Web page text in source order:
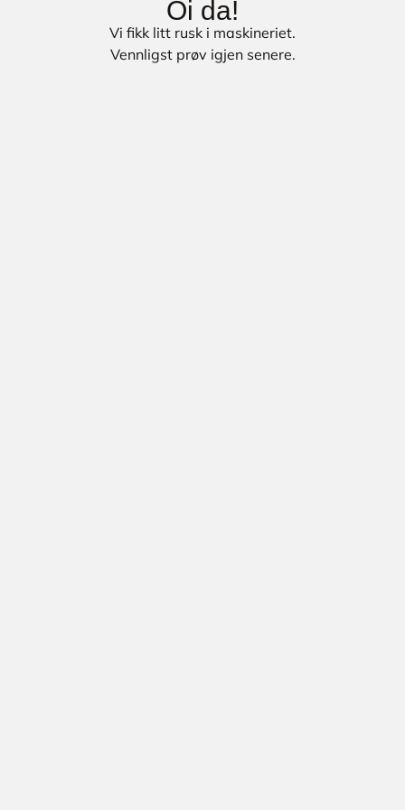
Oi da!
Vi fikk litt rusk i maskineriet.
Vennligst prøv igjen senere.